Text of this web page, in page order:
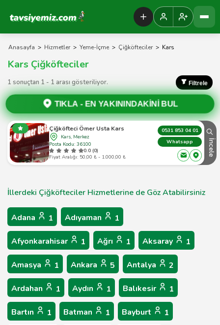
Tavsiyemiz Anasayfa
Anasayfa > Hizmetler > Yeme-İçme > Çiğköfteciler > Kars
Kars Çiğköfteciler
1 sonuçtan 1 - 1 arası gösteriliyor. Filtrele
TIKLA -EN YAKININDAKİNİ BUL
Çiğköfteci Ömer Usta Kars
Kars, Merkez
Posta Kodu: 36100
0.0 (0)
Fiyat Aralığı: 50,00 ₺ - 1.000,00 ₺
0531 853 04 01
Whatsapp
İncele
İllerdeki Çiğköfteciler Hizmetlerine de Göz Atabilirsiniz
Adana 1 Adıyaman 1
Afyonkarahisar 1 Ağrı 1 Aksaray 1
Amasya 1 Ankara 5 Antalya 2
Ardahan 1 Aydın 1 Balıkesir 1
Bartın 1 Batman 1 Bayburt 1